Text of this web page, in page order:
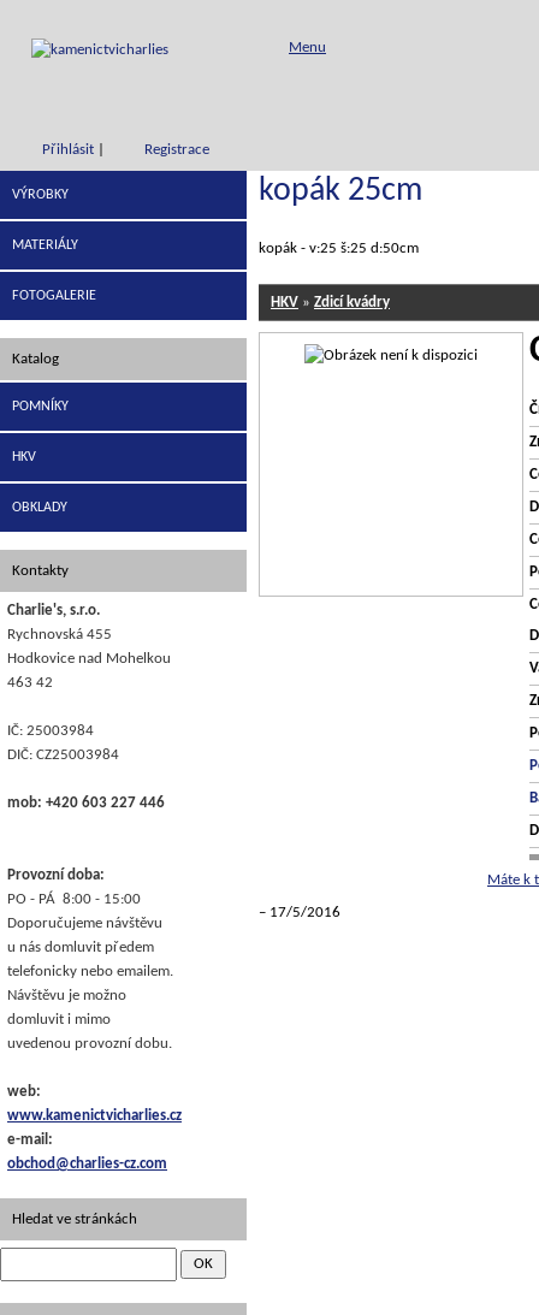
Menu
Přihlásit Registrace
kopák 25cm
kopák - v:25 š:25 d:50cm
HKV » Zdicí kvádry
Máte k
17/5/2016
VÝROBKY
MATERIÁLY
FOTOGALERIE
Katalog
POMNÍKY
HKV
OBKLADY
Kontakty
Charlie's, s.r.o.
Rychnovská 455
Hodkovice nad Mohelkou
463 42
IČ: 25003984
DIČ: CZ25003984
mob: +420 603 227 446
Provozní doba:
PO - PÁ 8:00 - 15:00
Doporučujeme návštěvu
u nás domluvit předem
telefonicky nebo emailem.
Návštěvu je možno
domluvit i mimo
uvedenou provozní dobu.
web:
www.kamenictvicharlies.cz
e-mail:
obchod@charlies-cz.com
Hledat ve stránkách